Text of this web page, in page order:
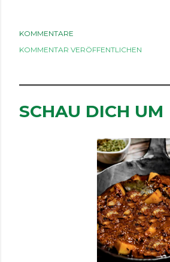
KOMMENTARE
KOMMENTAR VERÖFFENTLICHEN
SCHAU DICH UM